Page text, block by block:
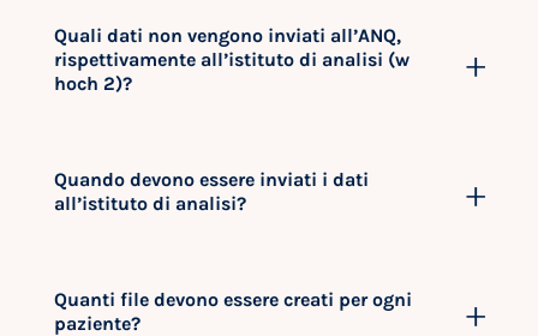
Quali dati non vengono inviati all’ANQ,
rispettivamente all’istituto di analisi (w
hoch 2)?
Quando devono essere inviati i dati
all’istituto di analisi?
Quanti file devono essere creati per ogni
paziente?